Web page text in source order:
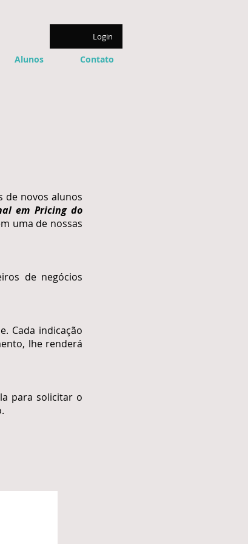
Alunos Contato
Login
de novos alunos
em Pricing do
uma de nossas
de negócios
Cada indicação
lhe renderá
para solicitar o